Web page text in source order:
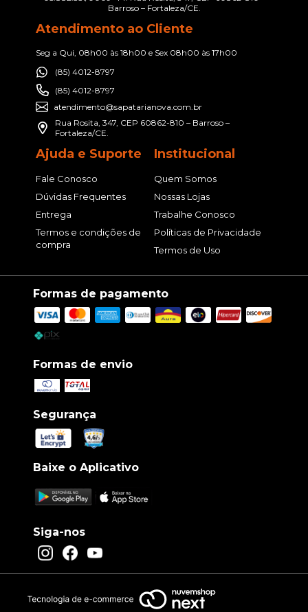
Barroso – Fortaleza/CE.
Atendimento ao Cliente
Seg a Qui, 08h00 às 18h00 e Sex 08h00 às 17h00
(85) 4012-8797
(85) 4012-8797
atendimento@sapatarianova.com.br
Rua Rosita, 347, CEP 60862-810 – Barroso –
Fortaleza/CE.
Ajuda e Suporte
Fale Conosco
Dúvidas Frequentes
Entrega
Termos e condições de
compra
Institucional
Quem Somos
Nossas Lojas
Trabalhe Conosco
Políticas de Privacidade
Termos de Uso
Formas de pagamento
Formas de envio
Segurança
Baixe o Aplicativo
Siga-nos